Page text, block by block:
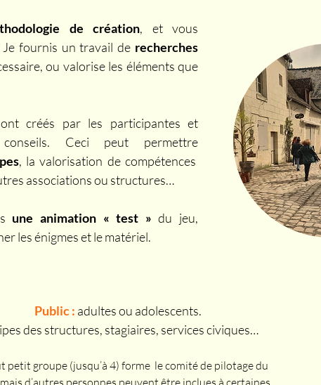
de création, et vous
fournis un travail de recherches
ou valorise les éléments que
créés par les participantes et
Ceci peut permettre
, la valorisation de compétences
associations ou structures…
une animation « test » du jeu,
les énigmes et le matériel.
Public : adultes ou adolescents.
des structures, stagiaires, services civiques…
petit groupe (jusqu’à 4) forme le comité de pilotage du
d’autres personnes peuvent être inclues à certaines